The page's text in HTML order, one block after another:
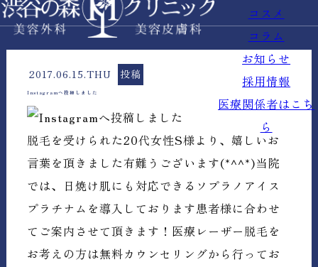
コスメ
コラム
お知らせ
採用情報
医療関係者はこち
ら
2017.06.15.THU 投稿
Instagramへ投稿しました
脱毛を受けられた20代女性S様より、嬉しいお
言葉を頂きました有難うございます(*^^*)当院
では、日焼け肌にも対応できるソプラノアイス
プラチナムを導入しております患者様に合わせ
てご案内させて頂きます！医療レーザー脱毛を
お考えの方は無料カウンセリングから行ってお